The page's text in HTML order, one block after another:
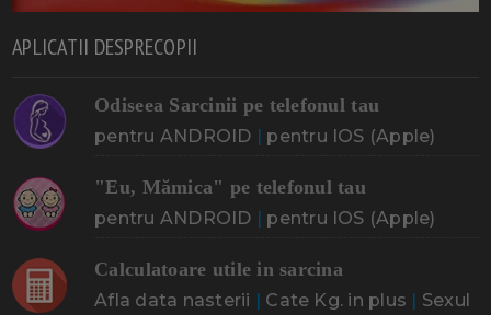
APLICATII DESPRECOPII
Odiseea Sarcinii pe telefonul tau
pentru ANDROID | pentru IOS (Apple)
"Eu, Mămica" pe telefonul tau
pentru ANDROID | pentru IOS (Apple)
Calculatoare utile in sarcina
Afla data nasterii | Cate Kg. in plus | Sexul